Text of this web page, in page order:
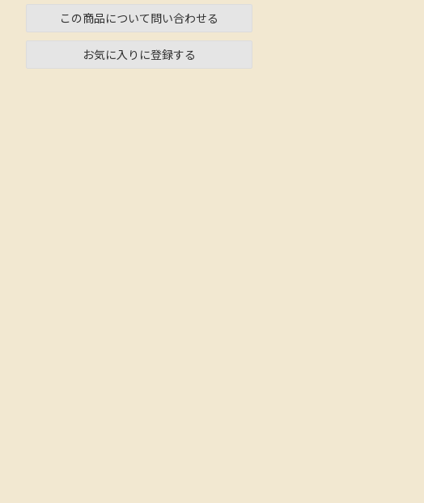
この商品について問い合わせる
お気に入りに登録する